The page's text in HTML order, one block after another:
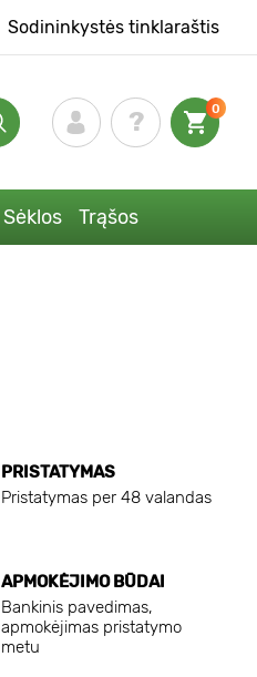
Sodininkystės tinklaraštis
0
Sėklos Trąšos
PRISTATYMAS
Pristatymas per 48 valandas
APMOKĖJIMO BŪDAI
Bankinis pavedimas,
apmokėjimas pristatymo
metu